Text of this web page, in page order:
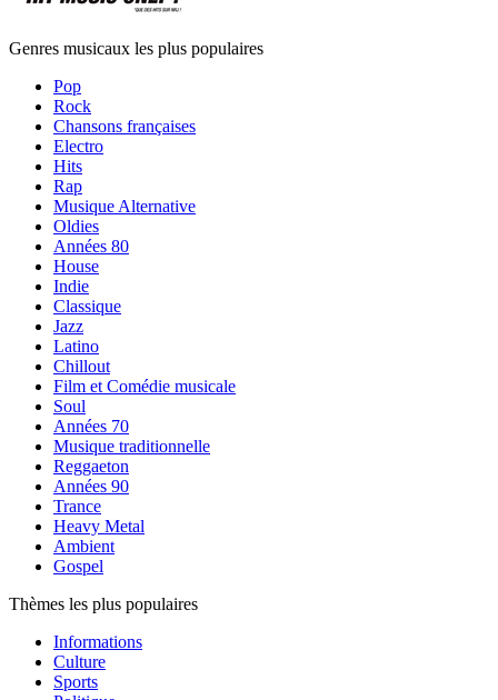
Genres musicaux les plus populaires
Pop
Rock
Chansons françaises
Electro
Hits
Rap
Musique Alternative
Oldies
Années 80
House
Indie
Classique
Jazz
Latino
Chillout
Film et Comédie musicale
Soul
Années 70
Musique traditionnelle
Reggaeton
Années 90
Trance
Heavy Metal
Ambient
Gospel
Thèmes les plus populaires
Informations
Culture
Sports